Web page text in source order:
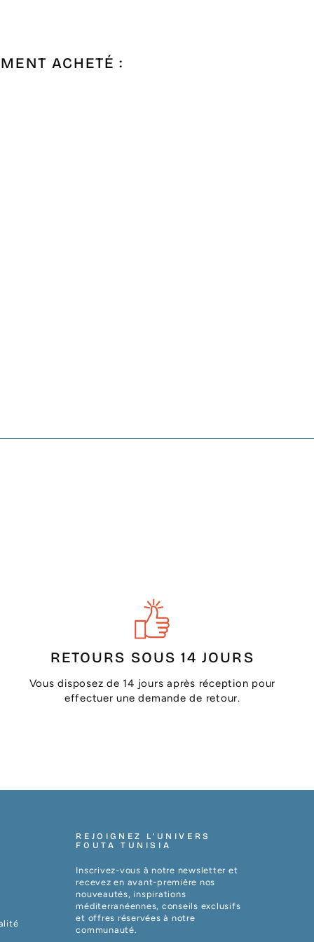
ACHETÉ :
RETOURS SOUS 14 JOURS
Vous disposez de 14 jours après réception pour
effectuer une demande de retour.
REJOIGNEZ L’UNIVERS
FOUTA TUNISIA
Inscrivez-vous à notre newsletter et
recevez en avant-première nos
nouveautés, inspirations
méditerranéennes, conseils exclusifs
et offres réservées à notre
communauté.